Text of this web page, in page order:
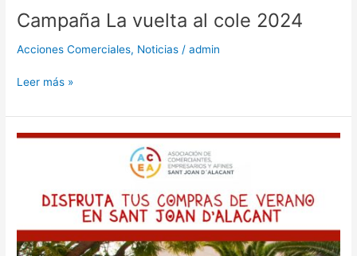
Campaña La vuelta al cole 2024
Acciones Comerciales, Noticias /admin
Leer más »
Sorteo:
COMPRAS
VERANO
EN